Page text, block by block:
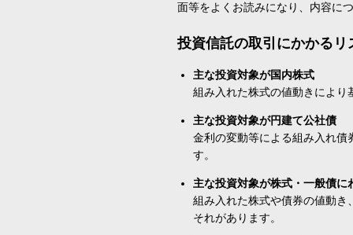
面等をよくお読みになり、内容に
投資信託の取引にかかるリ
主な投資対象が国内株式
組み入れた株式の値動きによ
主な投資対象が円建て公社債
金利の変動等による組み入れ
す。
主な投資対象が株式・一般債
組み入れた株式や債券の値動
それがあります。